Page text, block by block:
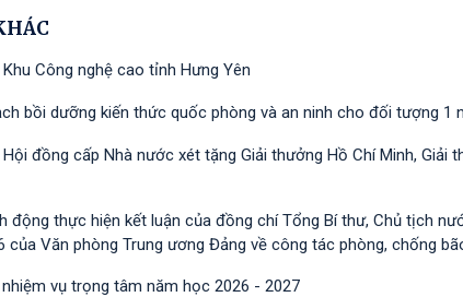
Công nghệ cao tỉnh Hưng Yên
bồi dưỡng kiến thức quốc phòng và an ninh cho đối tượng 1
đồng cấp Nhà nước xét tặng Giải thưởng Hồ Chí Minh, Giải
động thực hiện kết luận của đồng chí Tổng Bí thư, Chủ tịch
của Văn phòng Trung ương Đảng về công tác phòng, chống
vụ trọng tâm năm học 2026 - 2027